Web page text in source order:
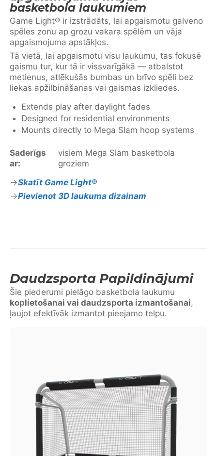
basketbola laukumiem
Game Light® ir izstrādāts, lai apgaismotu galveno
spēles zonu ap grozu vakara spēlēm un vāja
apgaismojuma apstākļos.
Tā vietā, lai apgaismotu visu laukumu, tas fokusē
gaismu tur, kur tā ir vissvarīgākā — atbalstot
metienus, atlēkušās bumbas un brīvo spēli bez
liekas apžilbināšanas vai gaismas izkliedes.
Extends play after daylight fades
Designed for residential environments
Mounts directly to Mega Slam hoop systems
Saderīgs
ar:
visiem Mega Slam basketbola
groziem
Skatīt Game Light®
Pievienot 3D laukuma dizainam
Daudzsporta Papildinājumi
Šie piederumi pielāgo basketbola laukumu
koplietošanai vai daudzsporta izmantošanai,
ļaujot efektīvāk izmantot pieejamo telpu.